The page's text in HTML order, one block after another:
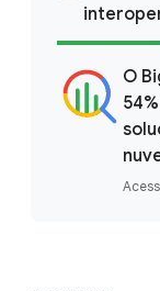
O